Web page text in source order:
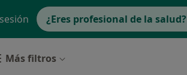
¿Eres profesional de la salud?
Más filtros